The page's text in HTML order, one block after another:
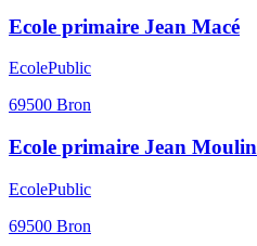
Ecole primaire Jean Macé
EcolePublic
69500 Bron
Ecole primaire Jean Moulin
EcolePublic
69500 Bron